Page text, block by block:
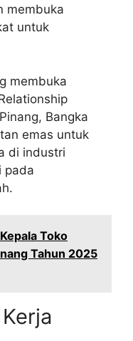
membuka
untuk
membuka
Bangka
emas untuk
di industri
pada
Toko
Tahun 2025